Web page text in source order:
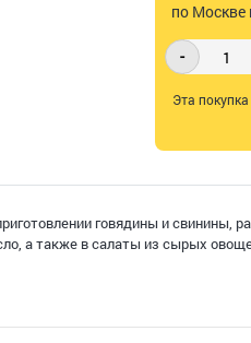
по
-
Эта
говядины и свинины,
а также в салаты из сырых